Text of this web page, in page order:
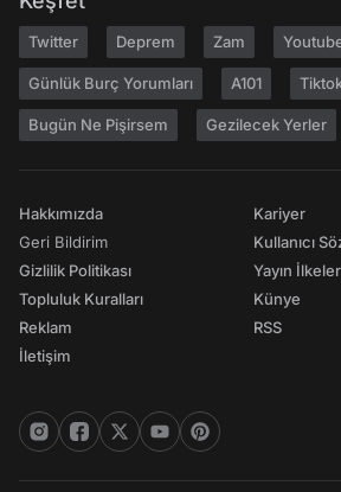
Twitter Deprem Zam
Günlük Burç Yorumları A101
Bugün Ne Pişirsem Gezilecek Yerler
Hakkımızda
Geri Bildirim
Gizlilik Politikası
Topluluk Kuralları
Reklam
İletişim
Kariyer
Kullanıcı
Yayın
Künye
RSS